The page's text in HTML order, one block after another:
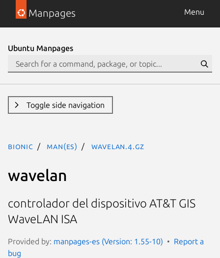
Manpages Menu
Ubuntu Manpages
Toggle side navigation
bionic man(es) wavelan.4.gz
wavelan
controlador del dispositivo AT&T GIS
WaveLAN ISA
Provided by: manpages-es (Version: 1.55-10)
Report a
bug